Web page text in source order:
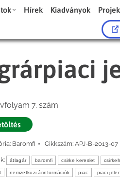
Hírek Kiadványok
7. szám
Baromfi Cikkszám: APJ-B-2013-07
átlagár baromfi csirke kereslet
nemzetközi árinformációk piac piaci